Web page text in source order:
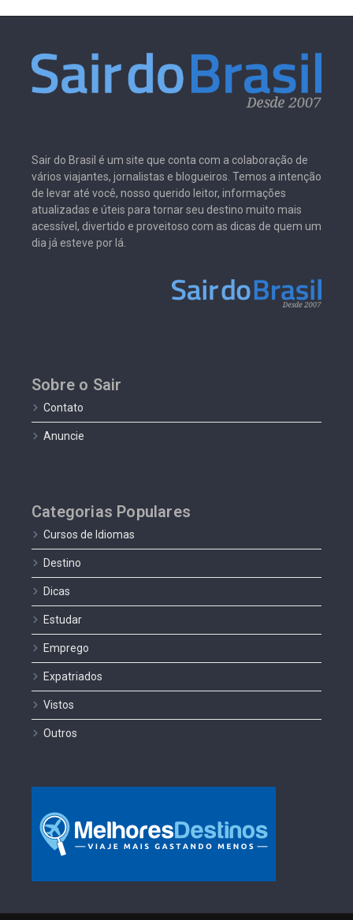
Sair do Brasil é um site que conta com a colaboração de
vários viajantes, jornalistas e blogueiros. Temos a intenção
de levar até você, nosso querido leitor, informações
atualizadas e úteis para tornar seu destino muito mais
acessível, divertido e proveitoso com as dicas de quem um
dia já esteve por lá.
Sobre o Sair
Contato
Anuncie
Categorias Populares
Cursos de Idiomas
Destino
Dicas
Estudar
Emprego
Expatriados
Vistos
Outros